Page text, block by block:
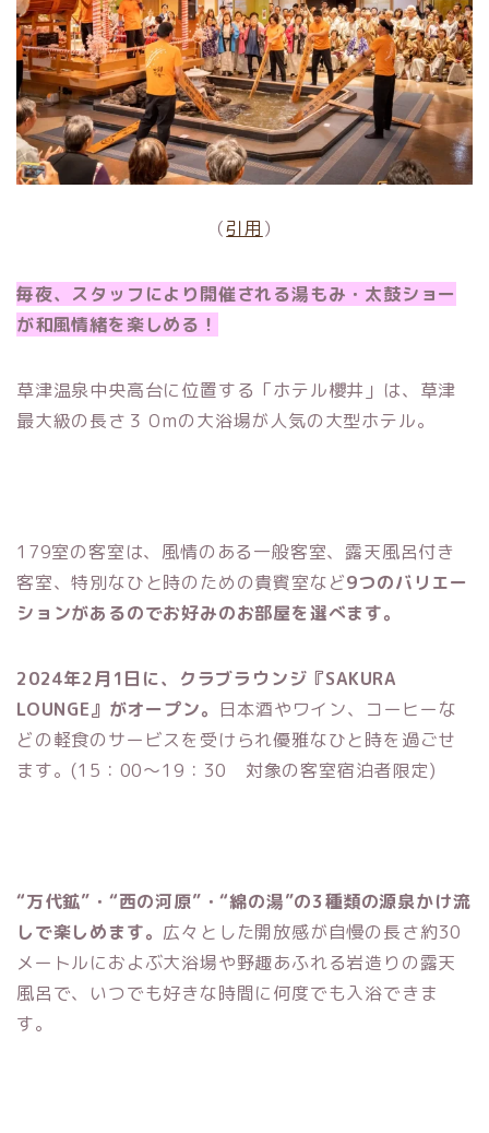
（引用 ）
毎夜、スタッフにより開催される湯もみ・太鼓ショー
が和風情緒を楽しめる！
草津温泉中央高台に位置する「ホテル櫻井」は、草津
最大級の長さ３０mの大浴場が人気の大型ホテル。
179室の客室は、風情のある一般客室、露天風呂付き
客室、特別なひと時のための貴賓室など9つのバリエー
ションがあるのでお好みのお部屋を選べます。
2024年2月1日に、クラブラウンジ『SAKURA
LOUNGE』がオープン。 日本酒やワイン、コーヒーな
どの軽食のサービスを受けられ優雅なひと時を過ごせ
ます。(15：00〜19：30 対象の客室宿泊者限定)
“万代鉱”・“西の河原”・“綿の湯”の3種類の源泉かけ流
しで楽しめます。 広々とした開放感が自慢の長さ約30
メートルにおよぶ大浴場や野趣あふれる岩造りの露天
風呂で、いつでも好きな時間に何度でも入浴できま
す。